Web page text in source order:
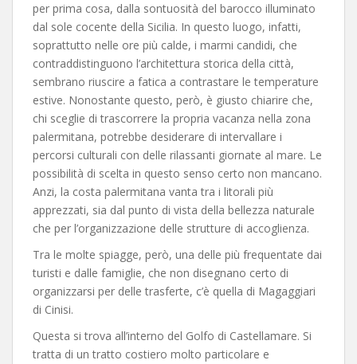
per prima cosa, dalla sontuosità del barocco illuminato
dal sole cocente della Sicilia. In questo luogo, infatti,
soprattutto nelle ore più calde, i marmi candidi, che
contraddistinguono l’architettura storica della città,
sembrano riuscire a fatica a contrastare le temperature
estive. Nonostante questo, però, è giusto chiarire che,
chi sceglie di trascorrere la propria vacanza nella zona
palermitana, potrebbe desiderare di intervallare i
percorsi culturali con delle rilassanti giornate al mare. Le
possibilità di scelta in questo senso certo non mancano.
Anzi, la costa palermitana vanta tra i litorali più
apprezzati, sia dal punto di vista della bellezza naturale
che per l’organizzazione delle strutture di accoglienza.
Tra le molte spiagge, però, una delle più frequentate dai
turisti e dalle famiglie, che non disegnano certo di
organizzarsi per delle trasferte, c’è quella di Magaggiari
di Cinisi.
Questa si trova all’interno del Golfo di Castellamare. Si
tratta di un tratto costiero molto particolare e